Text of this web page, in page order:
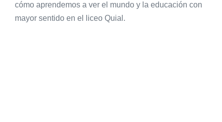
cómo aprendemos a ver el mundo y la educación con
mayor sentido en el liceo Quial.